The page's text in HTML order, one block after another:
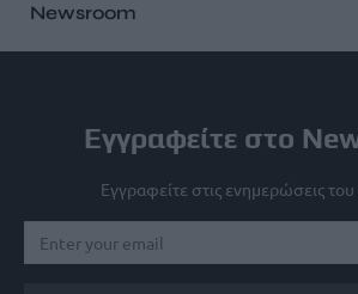
Newsroom
Εγγραφείτε στο
Εγγραφείτε στις ενημερώσεις